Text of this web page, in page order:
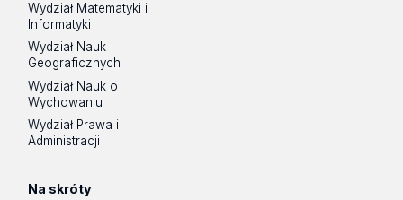
Wydział Matematyki i
Informatyki
Wydział Nauk
Geograficznych
Wydział Nauk o
Wychowaniu
Wydział Prawa i
Administracji
Na skróty